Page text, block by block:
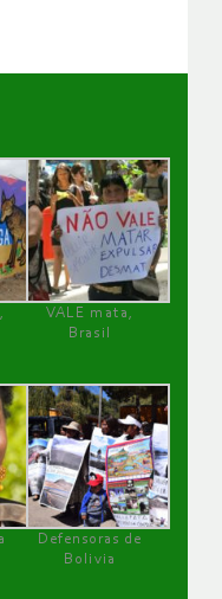
VALE mata,
Brasil
Defensoras de
Bolivia